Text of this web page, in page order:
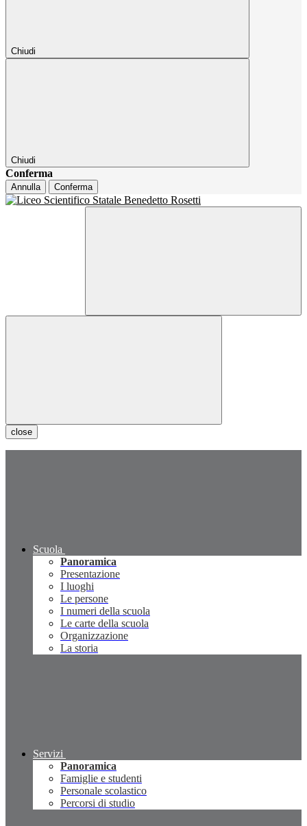
Chiudi
Chiudi
Conferma
Annulla Conferma
close
Scuola
Panoramica
Presentazione
I luoghi
Le persone
I numeri della scuola
Le carte della scuola
Organizzazione
La storia
Servizi
Panoramica
Famiglie e studenti
Personale scolastico
Percorsi di studio